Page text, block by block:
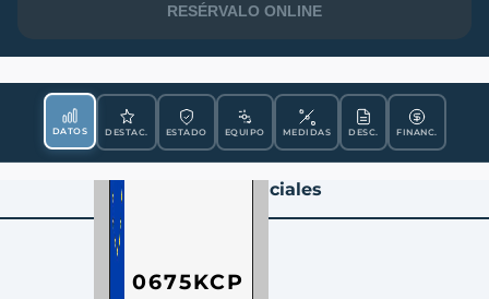
RESÉRVALO ONLINE
DATOS DESTAC. ESTADO EQUIPO MEDIDAS DESC. FINANC.
Datos Esenciales
0675KCP